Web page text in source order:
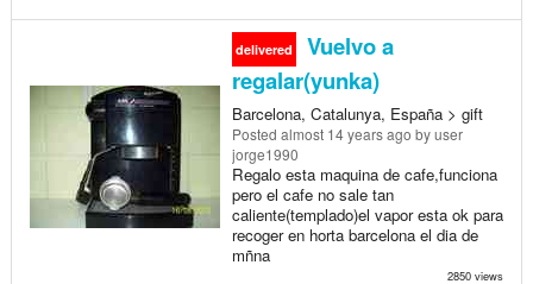
delivered
Vuelvo a
regalar(yunka)
Barcelona, Catalunya, España > gift
Posted almost 14 years ago by user
jorge1990
Regalo esta maquina de cafe,funciona
pero el cafe no sale tan
caliente(templado)el vapor esta ok para
recoger en horta barcelona el dia de
mñna
2850 views